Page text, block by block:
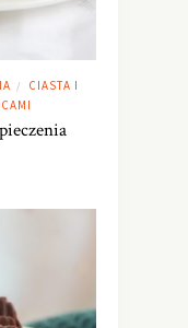
/
CIASTA I